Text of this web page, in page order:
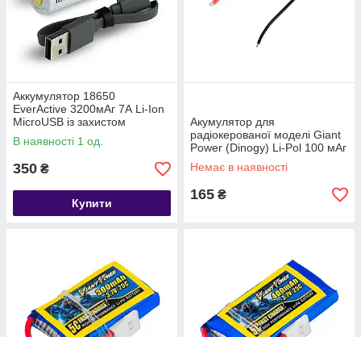
Аккумулятор 18650
EverActive 3200мАг 7А Li-Ion
MicroUSB із захистом
В наявності 1 од.
350 ₴
Купити
Акумулятор для
радіокерованої моделі Giant
Power (Dinogy) Li-Pol 100 мАг
3.7 В 20x16x7,5 мм с
захистом без коннектора 15C
Немає в наявності
165 ₴